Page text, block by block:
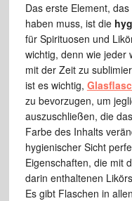
Das erste Element,
haben muss, ist die
für Spirituosen und
wichtig, denn wie jeder
mit der Zeit zu
ist es wichtig,
zu bevorzugen, um
auszuschließen, die
Farbe des Inhalts
hygienischer Sicht
Eigenschaften, die mit
darin enthaltenen
Es gibt Flaschen in